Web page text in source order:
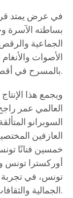
في عرض يمتد
بساطته الآسرة
الجماعية
الأصوات
بالمسرح في أقصى طاقاته التعبيرية والجمالية.
ويجمع هذا
العالمي عمر
السوبرانو
العازفين
خمسين فنانًا
أوركسترا تونس
تونس، في تجربة
الجمالية والثقافات المختلفة.